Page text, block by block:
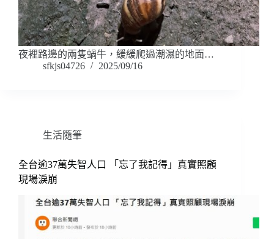
夜裡路邊的兩隻蝸牛，緩緩爬過潮濕的地面…
sfkjs04726
2025/09/16
生活隨筆
全台逾37萬失智人口 「忘了我記得」真實照顧
現場淚崩